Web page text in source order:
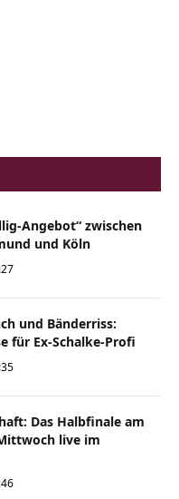
Angebot“ zwischen
und Köln
und Bänderriss:
für Ex-Schalke-Profi
Das Halbfinale am
live im